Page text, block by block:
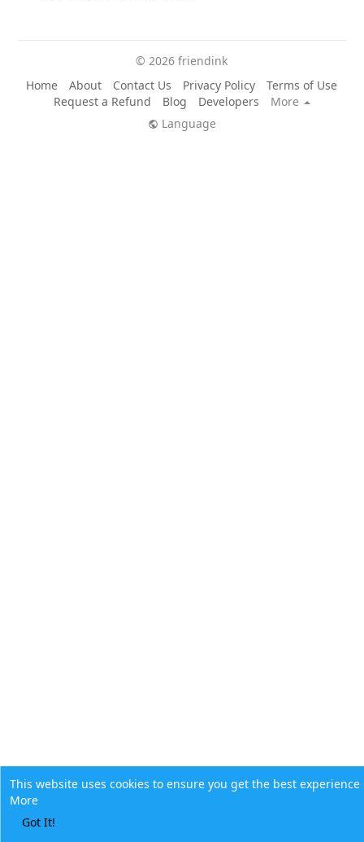
This website uses cookies to ensure you get the best
More
Got It!
© 2026 friendink
Home
About Contact Us Privacy Policy
Terms of Use
Request a Refund
Blog Developers
More
Language